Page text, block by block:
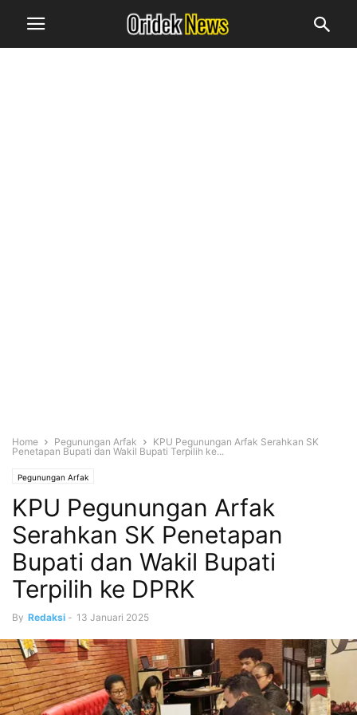
Home Pegunungan Arfak
KPU Pegunungan Arfak Serahkan SK
Penetapan Bupati dan Wakil Bupati Terpilih ke...
Pegunungan Arfak
KPU Pegunungan Arfak
Serahkan SK Penetapan
Bupati dan Wakil Bupati
Terpilih ke DPRK
By Redaksi - 13 Januari 2025